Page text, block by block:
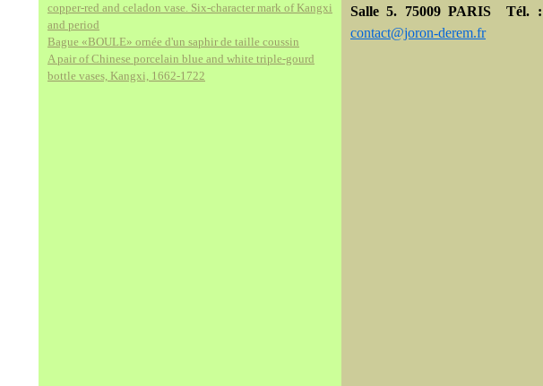
copper-red and celadon vase. Six-character mark of Kangxi
and period
Bague «BOULE» ornée d'un saphir de taille coussin
A pair of Chinese porcelain blue and white triple-gourd
bottle vases, Kangxi, 1662-1722
Salle 5. 75009 PARIS Tél. :
contact@joron-derem.fr